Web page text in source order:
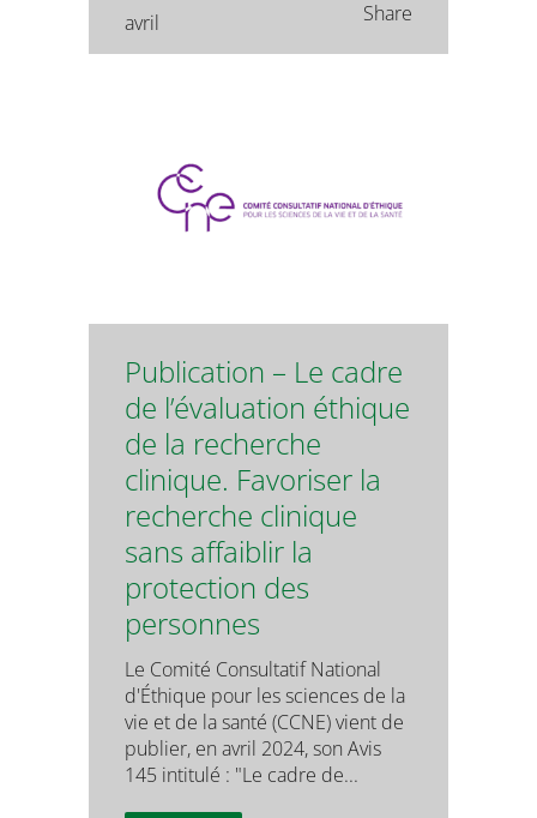
avril Share
Publication – Le cadre
de l’évaluation éthique
de la recherche
clinique. Favoriser la
recherche clinique
sans affaiblir la
protection des
personnes
Le Comité Consultatif National
d'Éthique pour les sciences de la
vie et de la santé (CCNE) vient de
publier, en avril 2024, son Avis
145 intitulé : "Le cadre de...